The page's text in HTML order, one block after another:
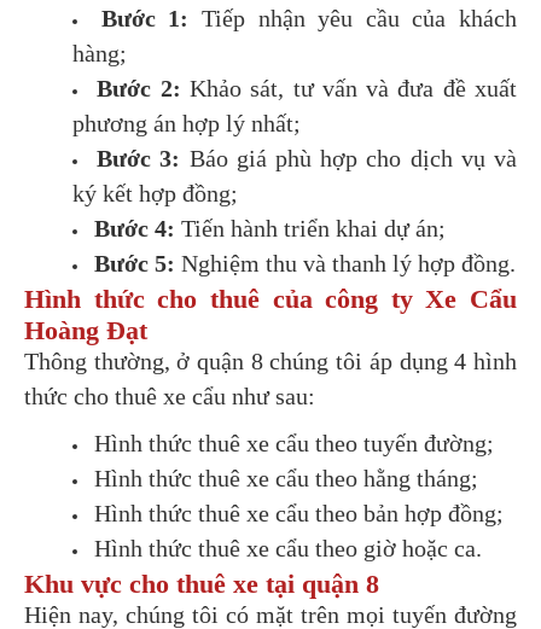
Bước 1: Tiếp nhận yêu cầu của khách
hàng;
Bước 2: Khảo sát, tư vấn và đưa đề xuất
phương án hợp lý nhất;
Bước 3: Báo giá phù hợp cho dịch vụ và
ký kết hợp đồng;
Bước 4: Tiến hành triển khai dự án;
Bước 5: Nghiệm thu và thanh lý hợp đồng.
Hình thức cho thuê của công ty Xe Cẩu
Hoàng Đạt
Thông thường, ở quận 8 chúng tôi áp dụng 4 hình
thức cho thuê xe cẩu như sau:
Hình thức thuê xe cẩu theo tuyến đường;
Hình thức thuê xe cẩu theo hằng tháng;
Hình thức thuê xe cẩu theo bản hợp đồng;
Hình thức thuê xe cẩu theo giờ hoặc ca.
Khu vực cho thuê xe tại quận 8
Hiện nay, chúng tôi có mặt trên mọi tuyến đường